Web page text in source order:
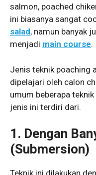
salmon, poached
ini biasanya sangat
salad, namun banyak
menjadi main course.
Jenis teknik poaching
dipelajari oleh calon
umum beberapa
jenis ini terdiri dari.
1. Dengan
(Submersion)